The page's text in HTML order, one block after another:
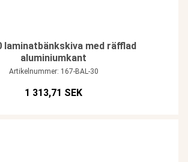
laminatbänkskiva med räfflad
aluminiumkant
Artikelnummer: 167-BAL-30
1 313,71 SEK